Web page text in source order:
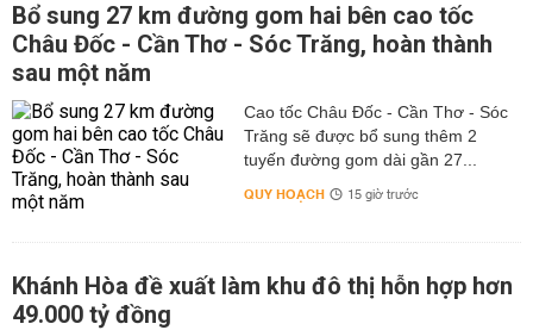
Bổ sung 27 km đường gom hai bên cao tốc
Châu Đốc - Cần Thơ - Sóc Trăng, hoàn thành
sau một năm
Cao tốc Châu Đốc - Cần Thơ - Sóc
Trăng sẽ được bổ sung thêm 2
tuyến đường gom dài gần 27...
QUY HOẠCH 15 giờ trước
Khánh Hòa đề xuất làm khu đô thị hỗn hợp hơn
49.000 tỷ đồng